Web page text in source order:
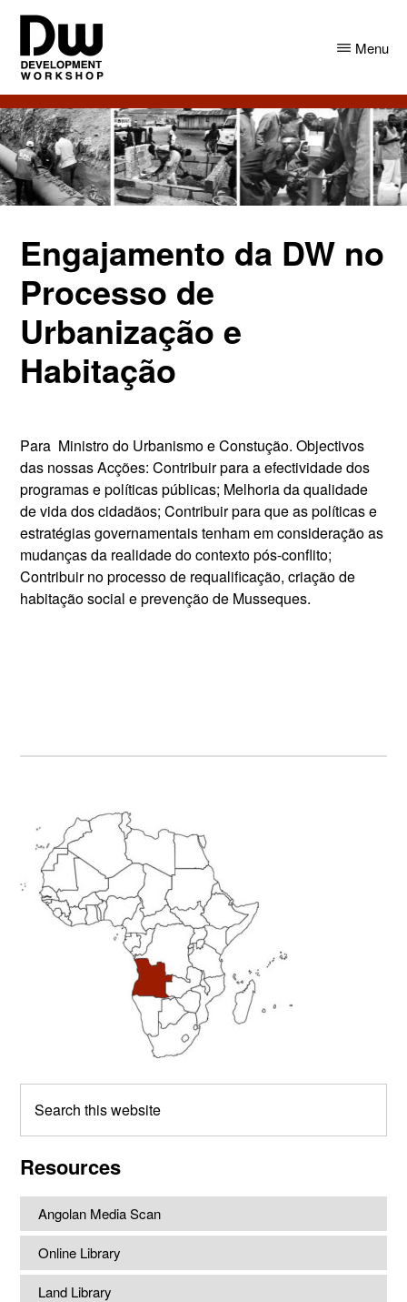
Skip
main
content
Skip
primary
sidebar
DW
Angola
Development
Workshop
Angola
Menu
Engajamento da DW no
Processo de
Urbanização e
Habitação
Para Ministro do Urbanismo e Constução. Objectivos
das nossas Acções: Contribuir para a efectividade dos
programas e políticas públicas; Melhoria da qualidade
de vida dos cidadãos; Contribuir para que as políticas e
estratégias governamentais tenham em consideração as
mudanças da realidade do contexto pós-conflito;
Contribuir no processo de requalificação, criação de
habitação social e prevenção de Musseques.
Primary
Sidebar
this
Resources
Angolan Media Scan
Online Library
Land Library